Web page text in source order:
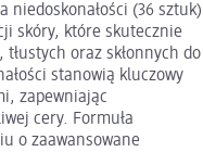
niedoskonałości (36 sztuk)
skóry, które skutecznie
oraz skłonnych do
stanowią kluczowy
zapewniając
cery. Formuła
o zaawansowane